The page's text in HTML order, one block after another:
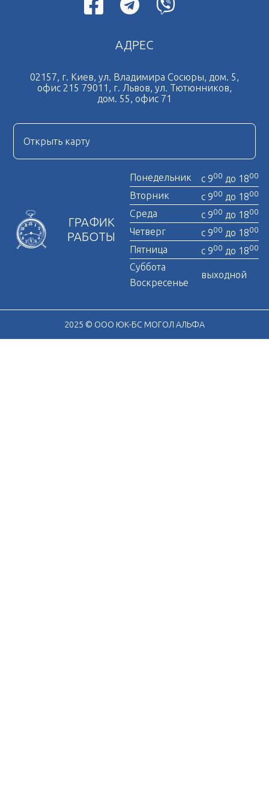
АДРЕС
02157, г. Киев, ул. Владимира Сосюры, дом. 5,
офис 215 79011, г. Львов, ул. Тютюнников,
дом. 55, офис 71
Открыть карту
ГРАФИК
РАБОТЫ
Понедельник с 900 до 1800
Вторник с 900 до 1800
Среда с 900 до 1800
Четверг с 900 до 1800
Пятница с 900 до 1800
Суббота
выходной
Воскресенье
2025 © ООО ЮК-БС МОГОЛ АЛЬФА